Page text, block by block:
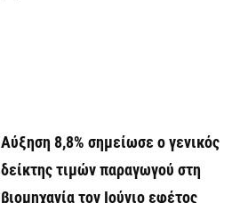
Αύξηση 8,8% σημείωσε ο γενικός
δείκτης τιμών παραγωγού στη
βιομηχανία τον Ιούνιο εφέτος